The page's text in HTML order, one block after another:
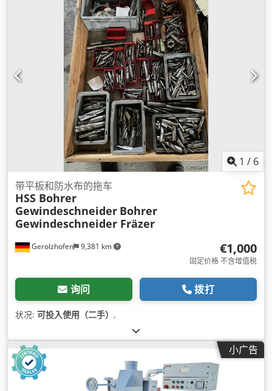
1 / 6
Gerolzhofen 9,381 km
带平板和防水布的拖车
HSS Bohrer
Gewindeschneider Bohrer
Gewindeschneider Fräzer
€1,000
固定价格 不含增值税
询问 拨打
状况: 可投入使用（二手） ,
小广告